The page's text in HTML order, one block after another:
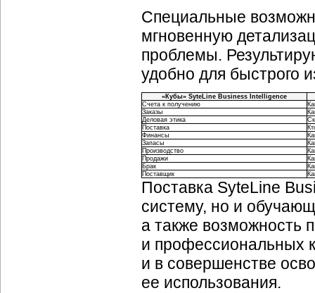
Специальные
мгновенную
проблемы.
удобно для быстрого
«Кубы» SyteLine Business Intelligence
Счета к получению
Заказы
Деловая этика
Поставка
Финансы
Запасы
Производство
Продажи
Брак
Поставщик
Поставка SyteLine
систему, но и
а также возможность
и профессиональных
и в совершенстве
ее использования.